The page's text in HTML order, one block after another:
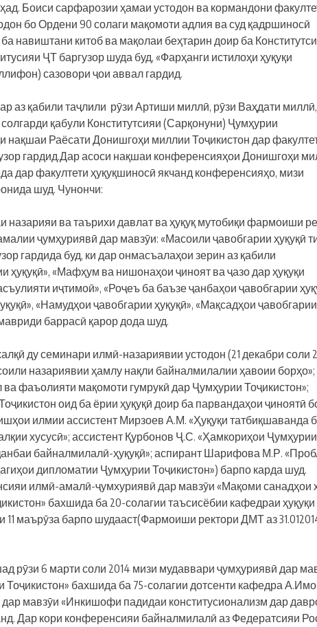
Боиси сарфарозии ҳамаи устодон ва кормандони
бо Ордени 90 солаги мақомоти адлия ва суд қадршиносӣ
навиштани китоб ва мақолаи беҳтарин доир ба
ҶТ баргузор шуда буд, «Фарҳанги истилоҳи ҳуқуқи
сазовори ҷои аввал гардид.
аз қабили таҷлили рӯзи Артиши миллӣ, рӯзи Ваҳдати миллӣ,
қабули Конститутсияи (Сарқонуни) Ҷумҳурии
нақшаи Раёсати Донишгоҳи миллии Тоҷикистон дар
гардид.Дар асоси нақшаи конференсияҳои Донишгоҳи
дар факултети ҳуқуқшиносӣ якчанд конференсияҳо, мизи
шуд. Чунончи:
назарияи ва таърихи давлат ва ҳуқуқ мутобиқи фармоиши
ҷумҳуриявӣ дар мавзӯи: «Масоили ҷавобгарии ҳуқуқӣ
гардида буд, ки дар онмасъалаҳои зерин аз қабили
«Мафҳум ва нишонаҳои ҷиноят ва ҷазо дар ҳуқуқи
иҷтимоӣ», «Роҷеъ ба баъзе ҷанбаҳои ҷавобгарии
«Намудҳои ҷавобгарии ҳуқуқӣ», «Мақсадҳои ҷавобгарии
баррасӣ қарор дода шуд.
ду семинари илмӣ-назариявии устодон (21 декабри соли
назариявии ҳамлу нақли байналмилалии ҳавоии борҳо»;
фаъолияти мақомоти гумрукӣ дар Ҷумҳурии Тоҷикистон»;
оид ба ёрии ҳуқуқӣ доир ба парвандаҳои ҷиноятӣ
илмии ассистент Мирзоев А.М. «Ҳуқуқи татбиқшаванда
хусусӣ»; ассистент Қурбонов Ҷ.С. «Ҳамкориҳои Ҷумҳурии
байналмилалӣ-ҳуқуқӣ»; аспирант Шарифова М.Р.
дипломатии Ҷумҳурии Тоҷикистон») барпо карда шуд.
илмӣ-амалӣ-ҷумхуриявӣ дар мавзӯи «Мақоми санадҳои
бахшида ба 20-солагии таъсисёбии кафедраи ҳуқуқи
маърӯза барпо шудааст(Фармоиши ректори ДМТ аз
рӯзи 6 марти соли 2014 мизи мудаввари ҷумҳуриявӣ дар
Тоҷикистон» бахшида ба 75-солагии дотсенти кафедра
мавзӯи «Инкишофи падидаи конститусионализм дар
Дар кори конференсияи байналмилалӣ аз Федератсияи